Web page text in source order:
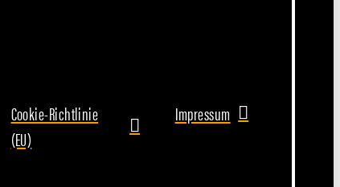
Cookie-Richtlinie
(EU)
Impressum